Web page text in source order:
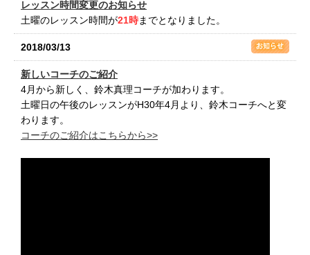
レッスン時間変更のお知らせ
土曜のレッスン時間が21時までとなりました。
2018/03/13
新しいコーチのご紹介
4月から新しく、鈴木真理コーチが加わります。
土曜日の午後のレッスンがH30年4月より、鈴木コーチへと変
わります。
コーチのご紹介はこちらから>>